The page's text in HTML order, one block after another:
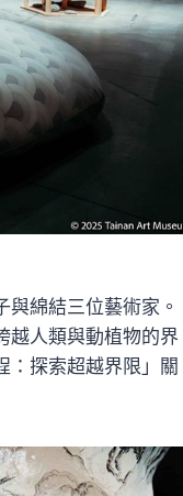
與綿結三位藝術家。
越人類與動植物的界
：探索超越界限」關